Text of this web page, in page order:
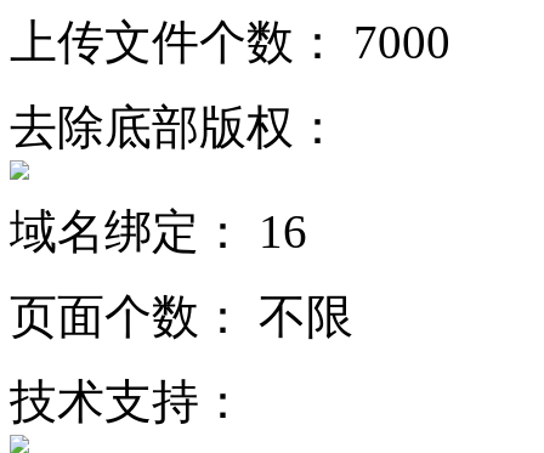
上传文件个数：
7000
去除底部版权：
域名绑定：
16
页面个数：
不限
技术支持：